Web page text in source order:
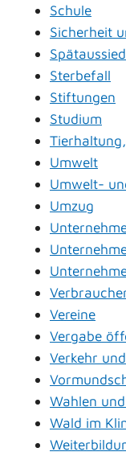
Schule
Sicherheit
Sterbefall
Stiftungen
Studium
Umwelt
Umwelt-
Umzug
Vereine
Vergabe
Verkehr
Wahlen
Wald im